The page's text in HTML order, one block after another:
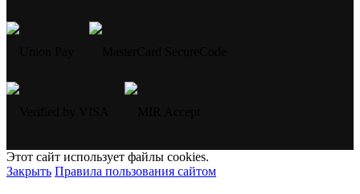
Этот сайт использует файлы cookies.
Закрыть Правила пользования сайтом